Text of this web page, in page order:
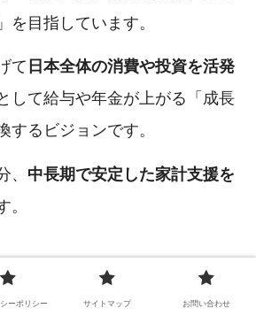
を目指しています。
て 日本全体の消費や投資を活発
して給与や年金が上がる「成長
するビジョンです。
、 中長期で安定した家計支援を
。
ーポリシー サイトマップ お問い合わせ